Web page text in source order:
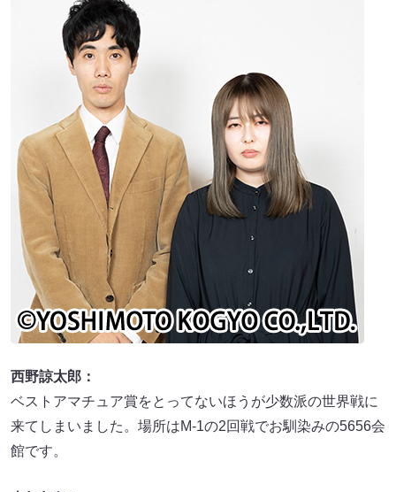
西野諒太郎：
ベストアマチュア賞をとってないほうが少数派の世界戦に
来てしまいました。場所はM-1の2回戦でお馴染みの5656会
館です。